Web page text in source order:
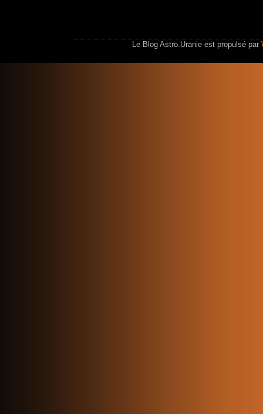
Le Blog Astro.Uranie est propulsé par